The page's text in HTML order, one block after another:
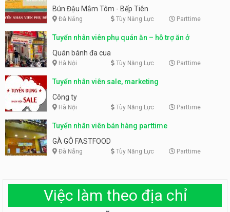
Tiên
Bún Đậu Mắm Tôm - Bếp Tiên
Đà Nẵng Tùy Năng Lực Parttime
Tuyển nhân viên phụ quán ăn – hỗ trợ ăn ở
Quán bánh đa cua
Hà Nội Tùy Năng Lực Parttime
Tuyển nhân viên sale, marketing
Công ty
Hà Nội Tùy Năng Lực Parttime
Tuyển nhân viên bán hàng parttime
GÀ GÔ FASTFOOD
Đà Nẵng Tùy Năng Lực Parttime
Việc làm theo địa chỉ